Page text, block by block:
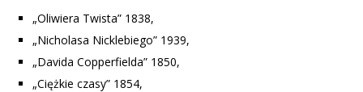
„Oliwiera Twista” 1838,
„Nicholasa Nicklebiego” 1939,
„Davida Copperfielda” 1850,
„Ciężkie czasy” 1854,